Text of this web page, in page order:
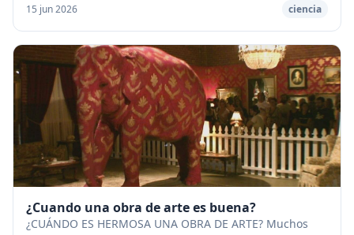
en las fotos que subes? ¡La respuesta a...
15 jun 2026 ciencia
¿Cuando una obra de arte es buena?
¿CUÁNDO ES HERMOSA UNA OBRA DE ARTE? Muchos